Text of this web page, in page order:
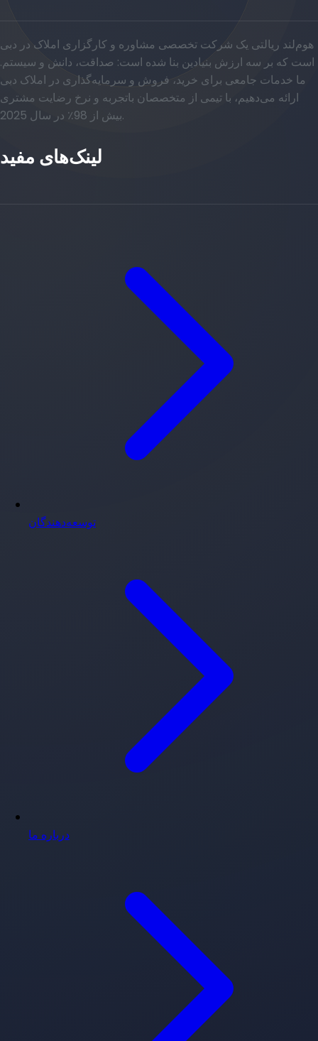
هوم‌لند ریالتی یک شرکت تخصصی مشاوره و کارگزاری املاک در دبی
است که بر سه ارزش بنیادین بنا شده است: صداقت، دانش و سیستم.
ما خدمات جامعی برای خرید، فروش و سرمایه‌گذاری در املاک دبی
ارائه می‌دهیم، با تیمی از متخصصان باتجربه و نرخ رضایت مشتری
بیش از 98٪ در سال 2025.
لینک‌های مفید
توسعه‌دهندگان
درباره ما